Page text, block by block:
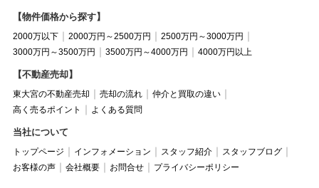
【物件価格から探す】
2000万以下 2000万円～2500万円
2500万円～3000万円
3000万円～3500万円
3500万円～4000万円 4000万円以上
【不動産売却】
東大宮の不動産売却 売却の流れ
仲介と買取の違い
高く売るポイント
よくある質問
当社について
トップページ インフォメーション スタッフ紹介
スタッフブログ
お客様の声
会社概要 お問合せ プライバシーポリシー